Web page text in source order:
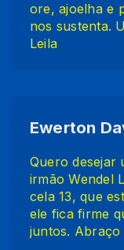
ore, ajoelha e
nos sustenta.
Leila
Ewerton
Quero desejar
irmão Wendel
cela 13, que
ele fica firme
juntos. Abraço